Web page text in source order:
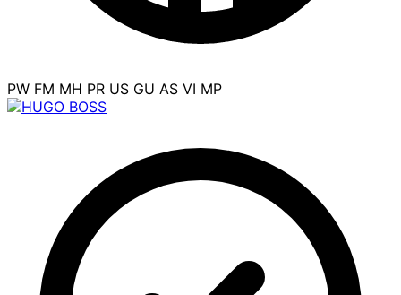
PW FM MH PR US GU AS VI MP